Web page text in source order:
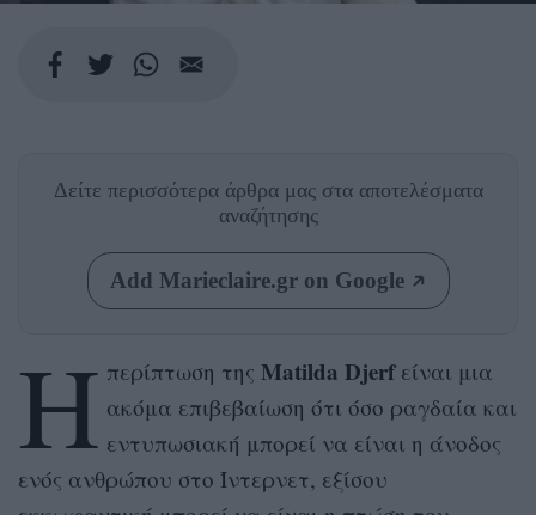
Δείτε περισσότερα άρθρα μας στα αποτελέσματα
αναζήτησης
Add Marieclaire.gr on Google
Η περίπτωση της Matilda Djerfείναι μια
ακόμα επιβεβαίωση ότι όσο ραγδαία και
εντυπωσιακή μπορεί να είναι η άνοδος
ενός ανθρώπου στο Ίντερνετ, εξίσου